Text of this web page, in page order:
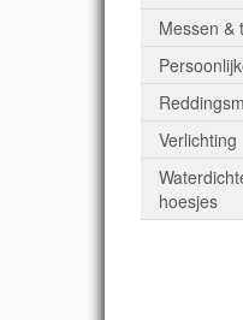
Messen &
Verlichting
hoesjes